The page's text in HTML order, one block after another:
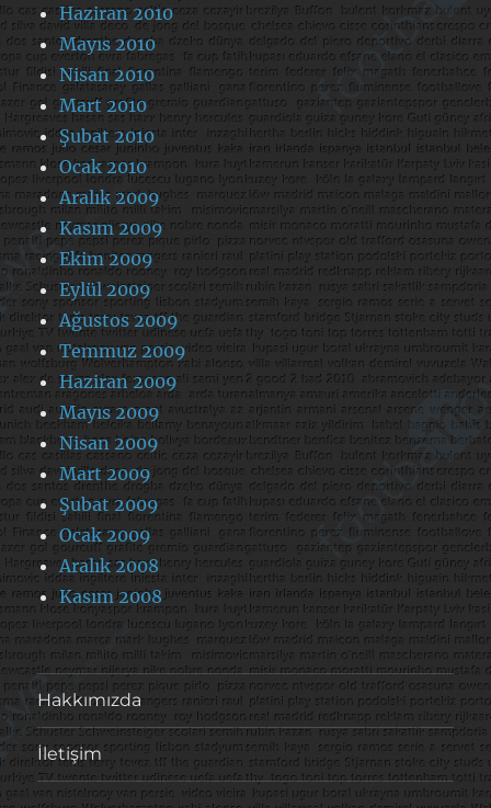
Haziran 2010
Mayıs 2010
Nisan 2010
Mart 2010
Şubat 2010
Ocak 2010
Aralık 2009
Kasım 2009
Ekim 2009
Eylül 2009
Ağustos 2009
Temmuz 2009
Haziran 2009
Mayıs 2009
Nisan 2009
Mart 2009
Şubat 2009
Ocak 2009
Aralık 2008
Kasım 2008
Hakkımızda
İletişim